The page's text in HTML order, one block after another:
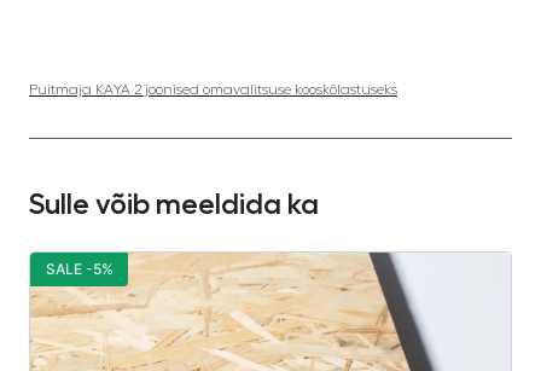
Puitmaja KAYA 2 joonised omavalitsuse kooskõlastuseks
Sulle võib meeldida ka
SALE -5%